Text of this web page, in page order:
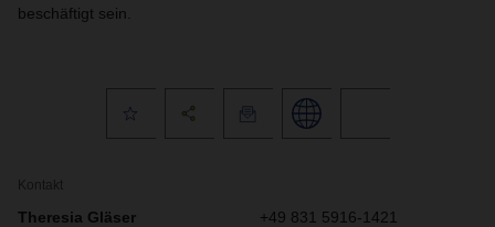
beschäftigt sein.
Kontakt
Theresia Gläser
+49 831 5916-1421